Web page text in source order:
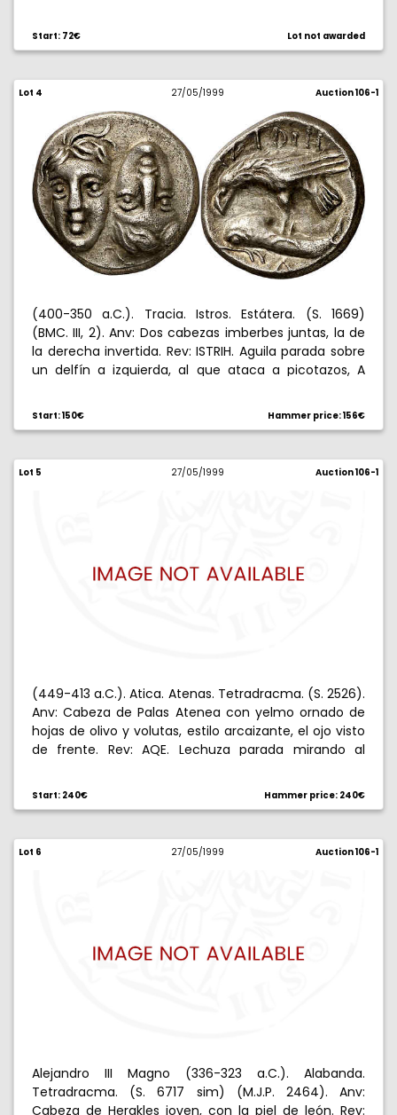
Start: 72€ Lot not awarded
Lot 4 27/05/1999 Auction 106-1
(400-350 a.C.). Tracia. Istros. Estátera. (S. 1669)
(BMC. III, 2). Anv: Dos cabezas imberbes juntas, la de
la derecha invertida. Rev: ISTRIH. Aguila parada sobre
un delfín a izquierda, al que ataca a picotazos, A
Start: 150€ Hammer price: 156€
Lot 5 27/05/1999 Auction 106-1
(449-413 a.C.). Atica. Atenas. Tetradracma. (S. 2526).
Anv: Cabeza de Palas Atenea con yelmo ornado de
hojas de olivo y volutas, estilo arcaizante, el ojo visto
de frente. Rev: AQE. Lechuza parada mirando al
Incisión en reverso. (MBC).
Start: 240€ Hammer price: 240€
Lot 6 27/05/1999 Auction 106-1
Alejandro III Magno (336-323 a.C.). Alabanda.
Tetradracma. (S. 6717 sim) (M.J.P. 2464). Anv:
Cabeza de Herakles joven, con la piel de león. Rev: